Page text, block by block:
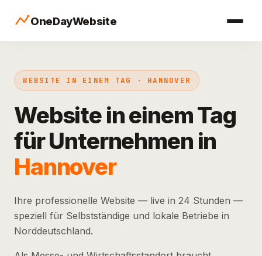
OneDayWebsite
WEBSITE IN EINEM TAG · HANNOVER
Website in einem Tag
für Unternehmen in
Hannover
Ihre professionelle Website — live in 24 Stunden —
speziell für Selbstständige und lokale Betriebe in
Norddeutschland.